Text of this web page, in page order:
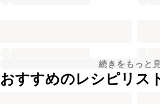
続きをもっと
おすすめのレシピリス